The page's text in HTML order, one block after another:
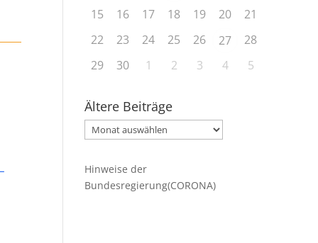
15
16 17 18 19 20
21
22
23 24 25 26 27
28
29
30 1 2 3 4 5
Ältere Beiträge
Ältere
Beiträge
Hinweise der
Bundesregierung(CORONA)